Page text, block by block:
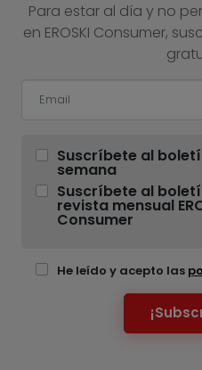
Para estar al día y no
en EROSKI Consumer,
Suscríbete al
semana
Suscríbete al
revista mensual
Consumer
He leído y acepto las